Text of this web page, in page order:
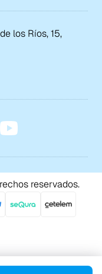
los Ríos, 15,
reservados.